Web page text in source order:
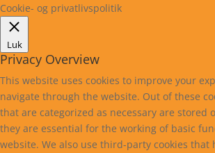
Cookie- og privatlivspolitik
Luk
Privacy Overview
This website uses cookies to improve your
navigate through the website. Out of these
that are categorized as necessary are stored
they are essential for the working of basic
website. We also use third-party cookies that